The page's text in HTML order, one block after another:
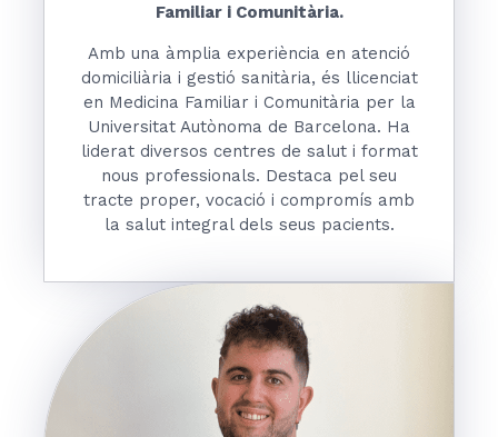
Familiar i Comunitària.
Amb una àmplia experiència en atenció
domiciliària i gestió sanitària, és llicenciat
en Medicina Familiar i Comunitària per la
Universitat Autònoma de Barcelona. Ha
liderat diversos centres de salut i format
nous professionals. Destaca pel seu
tracte proper, vocació i compromís amb
la salut integral dels seus pacients.